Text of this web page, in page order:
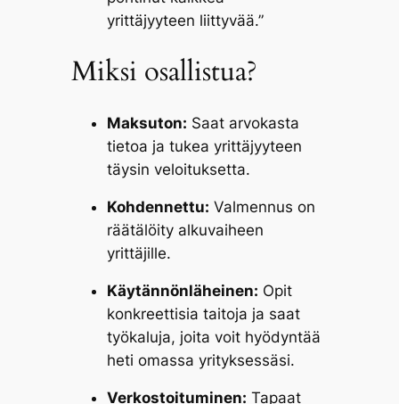
yrittäjyyteen liittyvää.”
Miksi osallistua?
Maksuton: Saat arvokasta
tietoa ja tukea yrittäjyyteen
täysin veloituksetta.
Kohdennettu: Valmennus on
räätälöity alkuvaiheen
yrittäjille.
Käytännönläheinen: Opit
konkreettisia taitoja ja saat
työkaluja, joita voit hyödyntää
heti omassa yrityksessäsi.
Verkostoituminen: Tapaat